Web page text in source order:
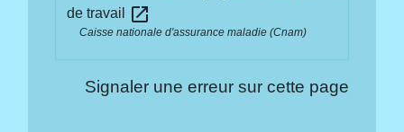
de travail
open_in_new
Caisse nationale d'assurance maladie (Cnam)
Signaler une erreur sur cette page